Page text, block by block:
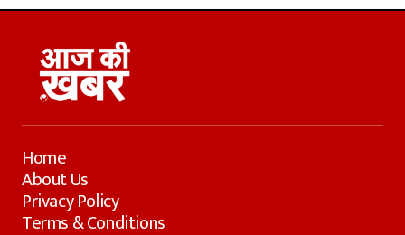
Home
About Us
Privacy Policy
Terms & Conditions